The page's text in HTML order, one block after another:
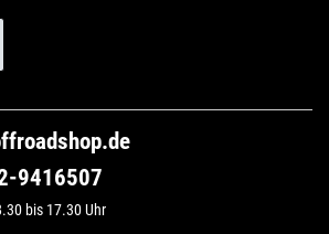
9416507
bis 17.30 Uhr